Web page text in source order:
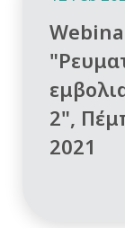
2",
2021